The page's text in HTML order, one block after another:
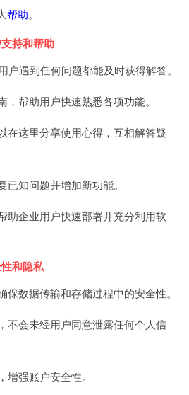
帮助。
持和帮助
户遇到任何问题都能及时获得解答。
，帮助用户快速熟悉各项功能。
在这里分享使用心得，互相解答疑
已知问题并增加新功能。
助企业用户快速部署并充分利用软
和隐私
保数据传输和存储过程中的安全性。
不会未经用户同意泄露任何个人信
增强账户安全性。